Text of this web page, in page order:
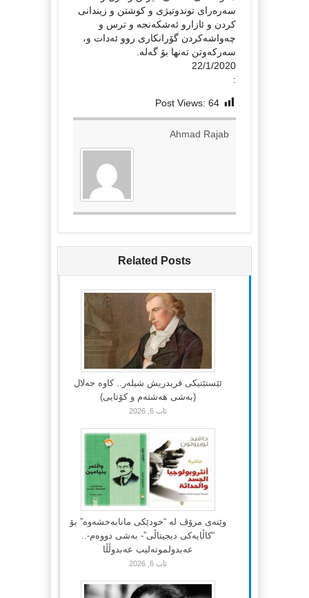
سه‌ره‌رای توندوتیژی و كوشتن و زیندانی
كردن و ئازارو ئه‌شكه‌نجه‌ و ترس و
چه‌واشه‌كردن گۆرانكاری روو ئه‌دات و،
سه‌ركه‌وتن ته‌نها بۆ گه‌له‌.
22/1/2020
:
Post Views: 64
Ahmad Rajab
Related Posts
ئێستێتیکی فریدریش شیلەر.. کاوە جەلال
(بەشی هەشتەم و کۆتایی)
ئاب 6, 2026
وێنەی مرۆڤ لە “خودێکی مانابەخشەوە” بۆ
“کاڵایەکی دیجیتاڵی”- بەشی دووەم-..
عەبدولموتەلیب عەبدوڵڵا
ئاب 6, 2026